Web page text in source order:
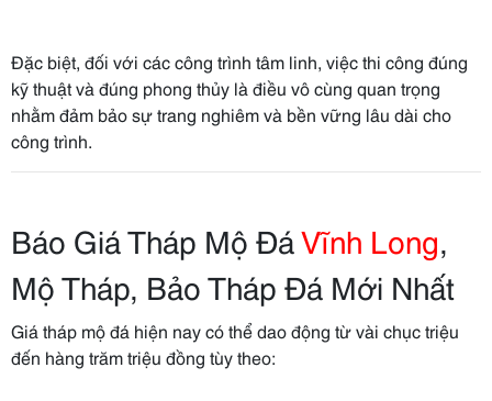
Đặc biệt, đối với các công trình tâm linh, việc thi công đúng
kỹ thuật và đúng phong thủy là điều vô cùng quan trọng
nhằm đảm bảo sự trang nghiêm và bền vững lâu dài cho
công trình.
Báo Giá Tháp Mộ ĐáVĩnh Long,
Mộ Tháp, Bảo Tháp Đá Mới Nhất
Giá tháp mộ đá hiện nay có thể dao động từ vài chục triệu
đến hàng trăm triệu đồng tùy theo: